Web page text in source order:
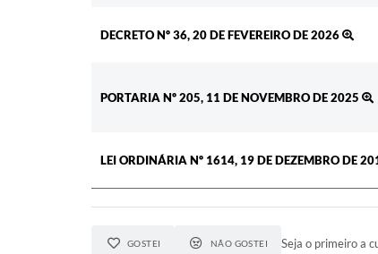
DECRETO Nº 36, 20 DE FEVEREIRO DE 2026
PORTARIA Nº 205, 11 DE NOVEMBRO DE 2025
LEI ORDINÁRIA Nº 1614, 19 DE DEZEMBRO DE
GOSTEI NÃO GOSTEI Seja o primeiro a